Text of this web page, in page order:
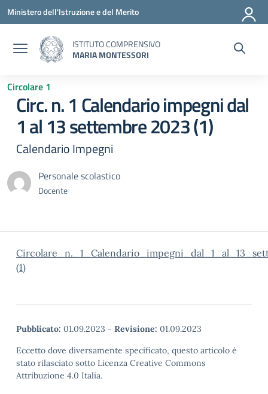
Vai ai contenuti
Vai al menu di navigazione
Vai al footer
Ministero dell'Istruzione e del Merito
ISTITUTO COMPRENSIVO
MARIA MONTESSORI
Circolare 1
Circ. n. 1 Calendario impegni dal
1 al 13 settembre 2023 (1)
Calendario Impegni
Personale scolastico
Docente
(1)
Pubblicato: 01.09.2023 - Revisione: 01.09.2023
Eccetto dove diversamente specificato, questo articolo è
stato rilasciato sotto Licenza Creative Commons
Attribuzione 4.0 Italia.